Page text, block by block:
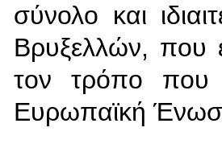
σύνολο και
Βρυξελλών, που
τον τρόπο που
Ευρωπαϊκή